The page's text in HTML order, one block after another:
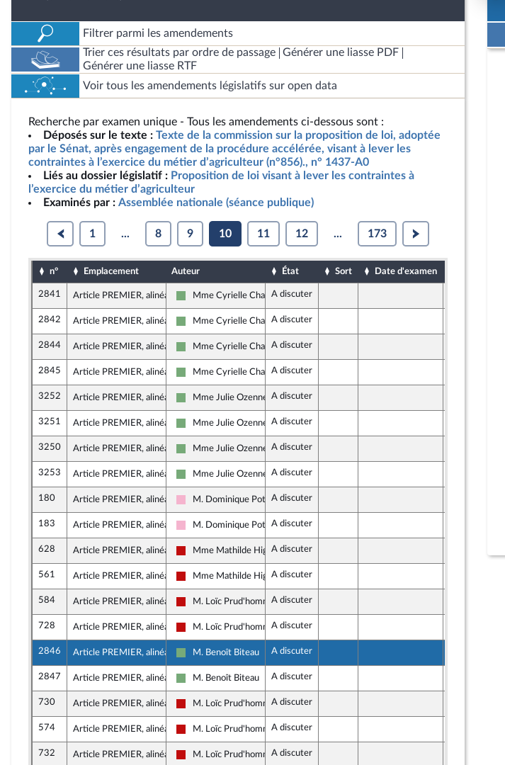
Filtrer parmi les amendements
Trier ces résultats par ordre de passage
Générer une liasse PDF
Générer une liasse RTF
Voir tous les amendements législatifs sur open data
Recherche par examen unique - Tous les amendements ci-dessous sont :
Déposés sur le texte : Texte de la commission sur la proposition de loi, adoptée
par le Sénat, après engagement de la procédure accélérée, visant à lever les
contraintes à l’exercice du métier d’agriculteur (n°856)., n° 1437-A0
Liés au dossier législatif : Proposition de loi visant à lever les contraintes à
l’exercice du métier d’agriculteur
Examinés par : Assemblée nationale (séance publique)
1 ... 8 9 10 11 12 ... 173
n° Emplacement Auteur État Sort Date d'examen
2841 Article PREMIER, alinéa 33
Écologiste et Social
Mme Cyrielle ChatelainA discuter
2842 Article PREMIER, alinéa 33
Écologiste et Social
Mme Cyrielle ChatelainA discuter
2844 Article PREMIER, alinéa 33
Écologiste et Social
Mme Cyrielle ChatelainA discuter
2845 Article PREMIER, alinéa 33
Écologiste et Social
Mme Cyrielle ChatelainA discuter
3252 Article PREMIER, alinéa 33
Écologiste et Social
Mme Julie Ozenne A discuter
3251 Article PREMIER, alinéa 33
Écologiste et Social
Mme Julie Ozenne A discuter
3250 Article PREMIER, alinéa 33
Écologiste et Social
Mme Julie Ozenne A discuter
3253 Article PREMIER, alinéa 33
Écologiste et Social
Mme Julie Ozenne A discuter
180 Article PREMIER, alinéa 34
Socialistes et apparentés
M. Dominique PotierA discuter
183 Article PREMIER, alinéa 34
Socialistes et apparentés
M. Dominique PotierA discuter
628 Article PREMIER, alinéa 34
La France insoumise - Nouveau Front Populaire
Mme Mathilde HignetA discuter
561 Article PREMIER, alinéa 34
La France insoumise - Nouveau Front Populaire
Mme Mathilde HignetA discuter
584 Article PREMIER, alinéa 34
La France insoumise - Nouveau Front Populaire
M. Loïc Prud'hommeA discuter
728 Article PREMIER, alinéa 34
La France insoumise - Nouveau Front Populaire
M. Loïc Prud'hommeA discuter
2846 Article PREMIER, alinéa 34
Écologiste et Social
M. Benoît Biteau A discuter
2847 Article PREMIER, alinéa 34
Écologiste et Social
M. Benoît Biteau A discuter
730 Article PREMIER, alinéa 34
La France insoumise - Nouveau Front Populaire
M. Loïc Prud'hommeA discuter
574 Article PREMIER, alinéa 34
La France insoumise - Nouveau Front Populaire
M. Loïc Prud'hommeA discuter
732 Article PREMIER, alinéa 35
La France insoumise - Nouveau Front Populaire
M. Loïc Prud'hommeA discuter